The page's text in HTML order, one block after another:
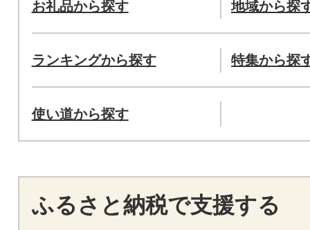
お礼品から探す 地域から探
ランキングから探す 特集から探
使い道から探す
ふるさと納税で支援する